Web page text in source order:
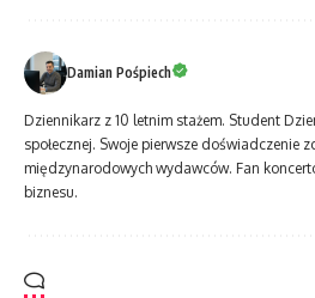
Damian Pośpiech
Dziennikarz z 10 letnim stażem. Student
społecznej. Swoje pierwsze doświadczenie
międzynarodowych wydawców. Fan
biznesu.